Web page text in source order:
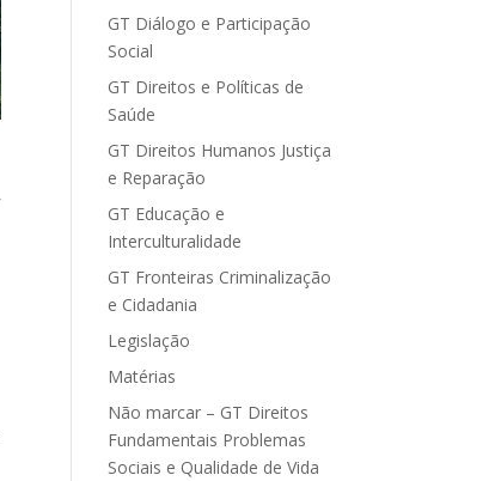
GT Diálogo e Participação
Social
GT Direitos e Políticas de
Saúde
GT Direitos Humanos Justiça
e Reparação
GT Educação e
Interculturalidade
GT Fronteiras Criminalização
e Cidadania
Legislação
Matérias
Não marcar – GT Direitos
Fundamentais Problemas
Sociais e Qualidade de Vida